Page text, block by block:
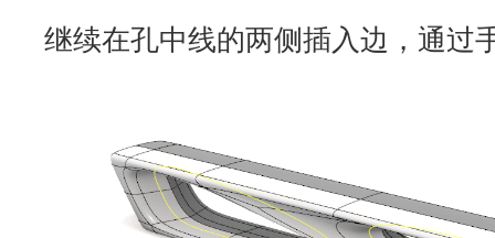
继续在孔中线的两侧插入边，通过